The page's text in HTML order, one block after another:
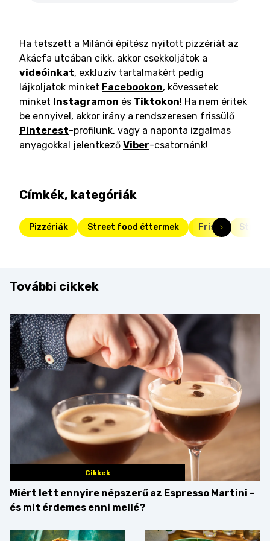
Ha tetszett a Milánói építész nyitott pizzériát az
Akácfa utcában cikk, akkor csekkoljátok a
videóinkat, exkluzív tartalmakért pedig
lájkoljatok minket Facebookon, kövessetek
minket Instagramon és Tiktokon! Ha nem éritek
be ennyivel, akkor irány a rendszeresen frissülő
Pinterest-profilunk, vagy a naponta izgalmas
anyagokkal jelentkező Viber-csatornánk!
Címkék, kategóriák
Pizzériák Street food éttermek Friss Street
További cikkek
Cikkek
Miért lett ennyire népszerű az Espresso Martini –
és mit érdemes enni mellé?